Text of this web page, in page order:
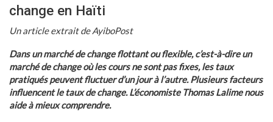
change en Haïti
Un article extrait de AyiboPost
Dans un marché de change flottant ou flexible, c’est-à-dire un
marché de change où les cours ne sont pas fixes, les taux
pratiqués peuvent fluctuer d’un jour à l’autre. Plusieurs facteurs
influencent le taux de change. L’économiste Thomas Lalime nous
aide à mieux comprendre.